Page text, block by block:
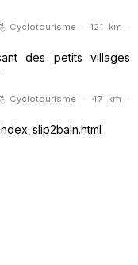
Cyclotourisme · 121 km ·
des petits villages
Cyclotourisme · 47 km ·